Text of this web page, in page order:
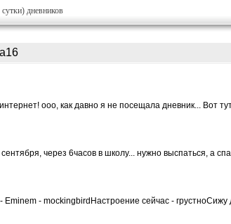
дневников
ооо, как давно я не посещала дневник... Вот
через 6часов в школу... нужно выспаться, а
- Eminem - mockingbirdНастроение сейчас - грустноСижу